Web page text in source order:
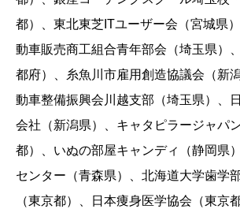
都）、東北東芝ITユーザー会（宮城県
動車販売商工組合青年部会（埼玉県）
都府）、糸魚川市雇用創造協議会（新
動車整備振興会川越支部（埼玉県）、
会社（新潟県）、キャタピラージャパ
都）、いぬの部屋キャンディ（静岡県
センター（青森県）、北海道大学歯学
（東京都）、日本痩身医学協会（東京